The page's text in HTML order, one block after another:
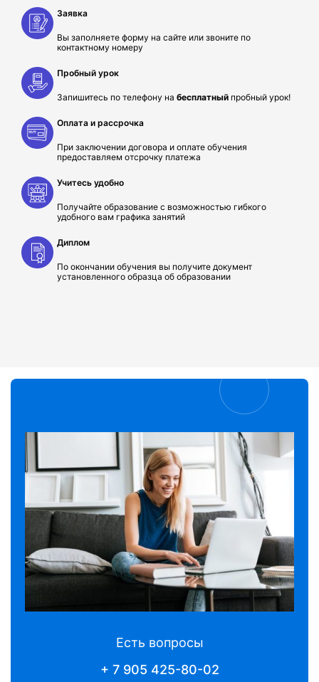
Заявка
Вы заполняете форму на сайте или звоните по
контактному номеру
Пробный урок
Запишитесь по телефону на бесплатный пробный урок!
Оплата и рассрочка
При заключении договора и оплате обучения
предоставляем отсрочку платежа
Учитесь удобно
Получайте образование с возможностью гибкого
удобного вам графика занятий
Диплом
По окончании обучения вы получите документ
установленного образца об образовании
Есть вопросы
+ 7 905 425-80-02